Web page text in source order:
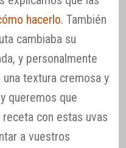
hacerlo. También
cambiaba su
y personalmente
textura cremosa y
queremos que
con estas uvas
a vuestros